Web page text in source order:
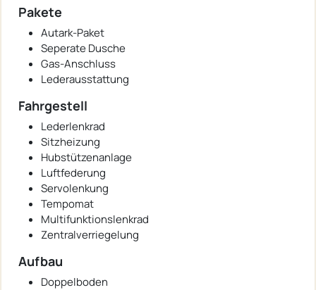
Pakete
Autark-Paket
Seperate Dusche
Gas-Anschluss
Lederausstattung
Fahrgestell
Lederlenkrad
Sitzheizung
Hubstützenanlage
Luftfederung
Servolenkung
Tempomat
Multifunktionslenkrad
Zentralverriegelung
Aufbau
Doppelboden